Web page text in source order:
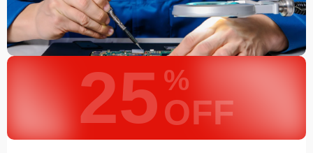
25 %
OFF